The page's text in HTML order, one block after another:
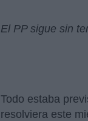
El PP sigue sin
Todo estaba
resolviera este